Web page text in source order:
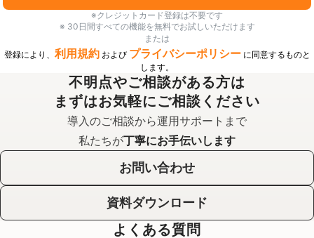
※クレジットカード登録は不要です
※ 30日間すべての機能を無料でお試しいただけます
または
登録により、 利用規約 および プライバシーポリシー に同意するものと
します。
不明点やご相談がある方は
まずはお気軽にご相談ください
導入のご相談から運用サポートまで
私たちが丁寧にお手伝いします
お問い合わせ
資料ダウンロード
よくある質問